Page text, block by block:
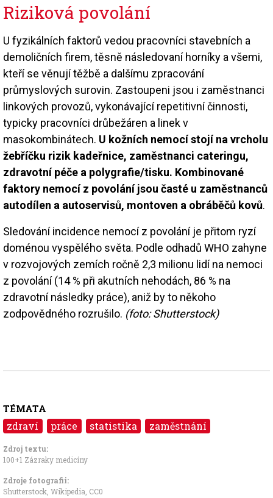
Riziková povolání
U fyzikálních faktorů vedou pracovníci stavebních a
demoličních firem, těsně následovaní horníky a všemi,
kteří se věnují těžbě a dalšímu zpracování
průmyslových surovin. Zastoupeni jsou i zaměstnanci
linkových provozů, vykonávající repetitivní činnosti,
typicky pracovníci drůbežáren a linek v
masokombinátech. U kožních nemocí stojí na vrcholu
žebříčku rizik kadeřnice, zaměstnanci cateringu,
zdravotní péče a polygrafie/tisku. Kombinované
faktory nemocí z povolání jsou časté u zaměstnanců
autodílen a autoservisů, montoven a obráběčů kovů.
Sledování incidence nemocí z povolání je přitom ryzí
doménou vyspělého světa. Podle odhadů WHO zahyne
v rozvojových zemích ročně 2,3 milionu lidí na nemoci
z povolání (14 % při akutních nehodách, 86 % na
zdravotní následky práce), aniž by to někoho
zodpovědného rozrušilo. (foto: Shutterstock)
TÉMATA
zdraví práce statistika zaměstnání
Zdroj textu:
100+1 Zázraky medicíny
Zdroje fotografii:
Shutterstock, Wikipedia CC0